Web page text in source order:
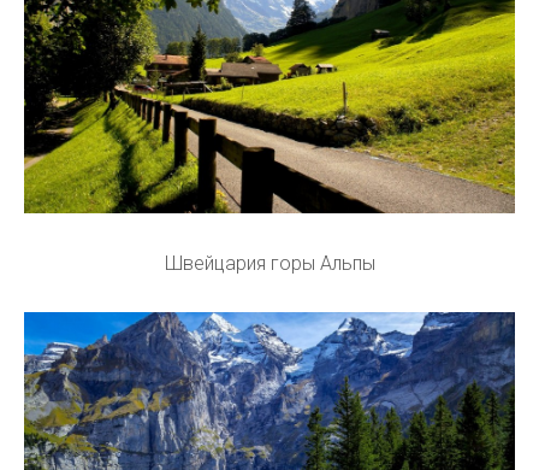
Швейцария горы Альпы